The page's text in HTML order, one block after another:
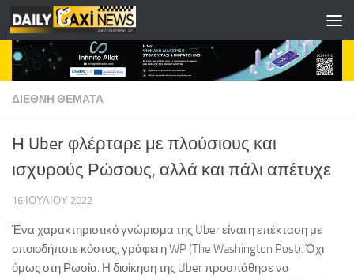
Skip to content
ΔΙΕΘΝΗ ΘΕΜΑΤΑ
Η Uber φλέρταρε με πλούσιους και
ισχυρούς Ρώσους, αλλά και πάλι απέτυχε
16 ΙΟΥΛΊΟΥ 2022
Ένα χαρακτηριστικό γνώρισμα της Uber είναι η επέκταση με
οποιοδήποτε κόστος, γράφει η WP (The Washington Post). Όχι
όμως στη Ρωσία. Η διοίκηση της Uber προσπάθησε να